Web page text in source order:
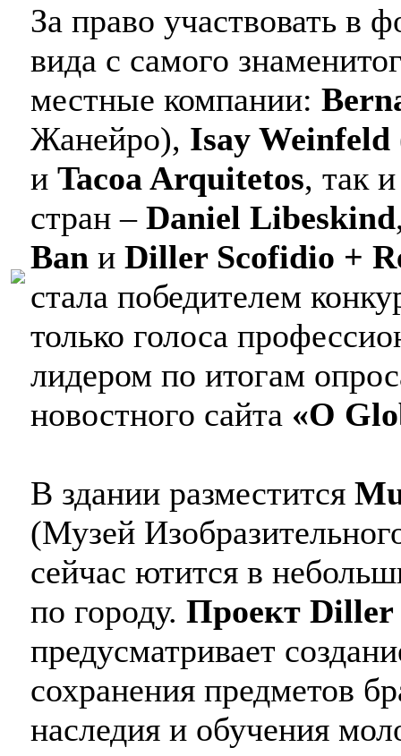
За право участвовать в
вида с самого
местные компании:
Жанейро), Isay Weinfeld
и Tacoa Arquitetos, так
стран – Daniel Libeskind
Ban и Diller Scofidio +
стала победителем
только голоса
лидером по итогам
новостного сайта «O
В здании разместится
(Музей
сейчас ютится в
по городу. Проект Diller
предусматривает
сохранения предметов
наследия и обучения